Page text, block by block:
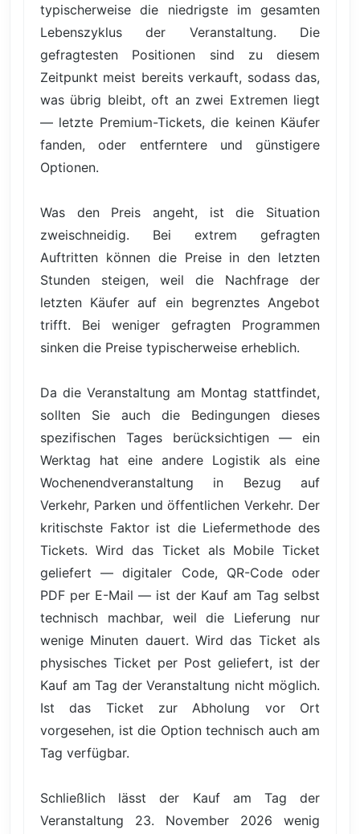
typischerweise die niedrigste im gesamten
Lebenszyklus der Veranstaltung. Die
gefragtesten Positionen sind zu diesem
Zeitpunkt meist bereits verkauft, sodass das,
was übrig bleibt, oft an zwei Extremen liegt
— letzte Premium-Tickets, die keinen Käufer
fanden, oder entferntere und günstigere
Optionen.
Was den Preis angeht, ist die Situation
zweischneidig. Bei extrem gefragten
Auftritten können die Preise in den letzten
Stunden steigen, weil die Nachfrage der
letzten Käufer auf ein begrenztes Angebot
trifft. Bei weniger gefragten Programmen
sinken die Preise typischerweise erheblich.
Da die Veranstaltung am Montag stattfindet,
sollten Sie auch die Bedingungen dieses
spezifischen Tages berücksichtigen — ein
Werktag hat eine andere Logistik als eine
Wochenendveranstaltung in Bezug auf
Verkehr, Parken und öffentlichen Verkehr. Der
kritischste Faktor ist die Liefermethode des
Tickets. Wird das Ticket als Mobile Ticket
geliefert — digitaler Code, QR-Code oder
PDF per E-Mail — ist der Kauf am Tag selbst
technisch machbar, weil die Lieferung nur
wenige Minuten dauert. Wird das Ticket als
physisches Ticket per Post geliefert, ist der
Kauf am Tag der Veranstaltung nicht möglich.
Ist das Ticket zur Abholung vor Ort
vorgesehen, ist die Option technisch auch am
Tag verfügbar.
Schließlich lässt der Kauf am Tag der
Veranstaltung 23. November 2026 wenig